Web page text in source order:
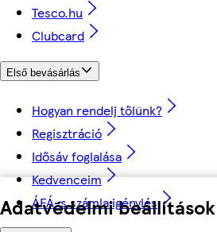
Adatvédelmi beállítások
Tesco.hu
Clubcard
Első bevásárlás
Hogyan rendelj tőlünk?
Regisztráció
Idősáv foglalása
Kedvenceim
ÁFÁ-s számla igénylés